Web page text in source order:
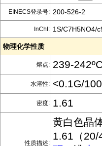
EINECS登录号: 200-526-2
InChI: 1S/C7H5NO4/
物理化学性质
熔点: 239-
水溶性: <0.1G/
密度: 1.61
性质描述:
黄白色晶
1.61（